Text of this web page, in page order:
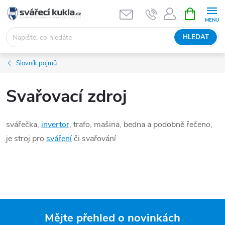
Přejít na obsah
HLEDAT
Slovník pojmů
Svařovací zdroj
svářečka, invertor, trafo, mašina, bedna a podobně řečeno,
je stroj pro svářeníči svařování
Mějte přehled o novinkách